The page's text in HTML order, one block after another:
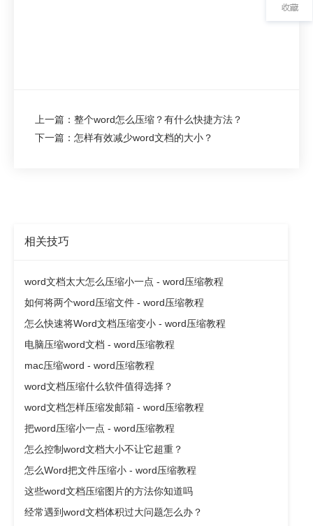
上一篇：整个word怎么压缩？有什么快捷方法？
下一篇：怎样有效减少word文档的大小？
相关技巧
word文档太大怎么压缩小一点 - word压缩教程
如何将两个word压缩文件 - word压缩教程
怎么快速将Word文档压缩变小 - word压缩教程
电脑压缩word文档 - word压缩教程
mac压缩word - word压缩教程
word文档压缩什么软件值得选择？
word文档怎样压缩发邮箱 - word压缩教程
把word压缩小一点 - word压缩教程
怎么控制word文档大小不让它超重？
怎么Word把文件压缩小 - word压缩教程
这些word文档压缩图片的方法你知道吗
经常遇到word文档体积过大问题怎么办？